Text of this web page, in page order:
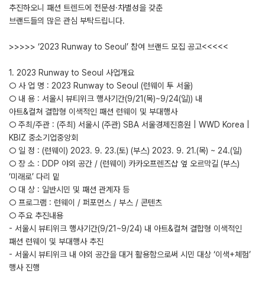
추진하오니 패션 트렌드에 전문성·차별성을 갖춘
브랜드들의 많은 관심 부탁드립니다.
>>>>> ‘2023 Runway to Seoul’ 참여 브랜드 모집 공고<<<<<
1. 2023 Runway to Seoul 사업개요
○ 사 업 명 : 2023 Runway to Seoul (런웨이 투 서울)
○ 내 용 : 서울시 뷰티위크 행사기간(9/21(목)~9/24(일)) 내
아트&컬쳐 결합형 이색적인 패션 런웨이 및 부대행사
○ 주최/주관 : (주최) 서울시 (주관) SBA 서울경제진흥원 | WWD Korea |
KBIZ 중소기업중앙회
○ 일 정 : (런웨이) 2023. 9. 23.(토) (부스) 2023. 9. 21.(목) ~ 24.(일)
○ 장 소 : DDP 야외 공간 / (런웨이) 카카오프렌즈샵 옆 오르막길 (부스)
‘미래로’ 다리 밑
○ 대 상 : 일반시민 및 패션 관계자 등
○ 프로그램 : 런웨이 / 퍼포먼스 / 부스 / 콘텐츠
○ 주요 추진내용
- 서울시 뷰티위크 행사기간(9/21~9/24) 내 아트&컬쳐 결합형 이색적인
패션 런웨이 및 부대행사 추진
- 서울시 뷰티위크 내 야외 공간을 대거 활용함으로써 시민 대상 ‘이색+체험’
행사 진행